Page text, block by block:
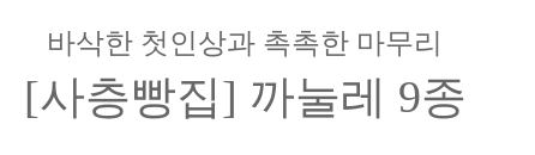
바삭한 첫인상과 촉촉한 마무리
[사층빵집] 까눌레 9종